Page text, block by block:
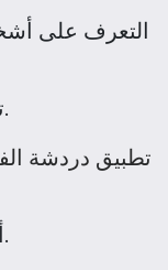
التعرف على
تواصل فقط مع الفتيات أو الفتيان.
تطبيق دردشة
أفضل تطبيق دردشة فيديو روليت.